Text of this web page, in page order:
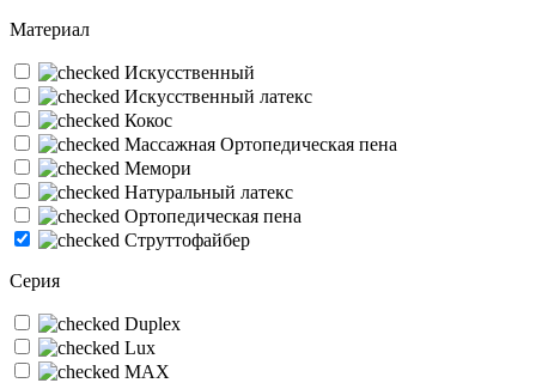
Материал
Искусственный
Искусственный латекс
Кокос
Массажная Ортопедическая пена
Мемори
Натуральный латекс
Ортопедическая пена
Струттофайбер
Серия
Duplex
Lux
MAX